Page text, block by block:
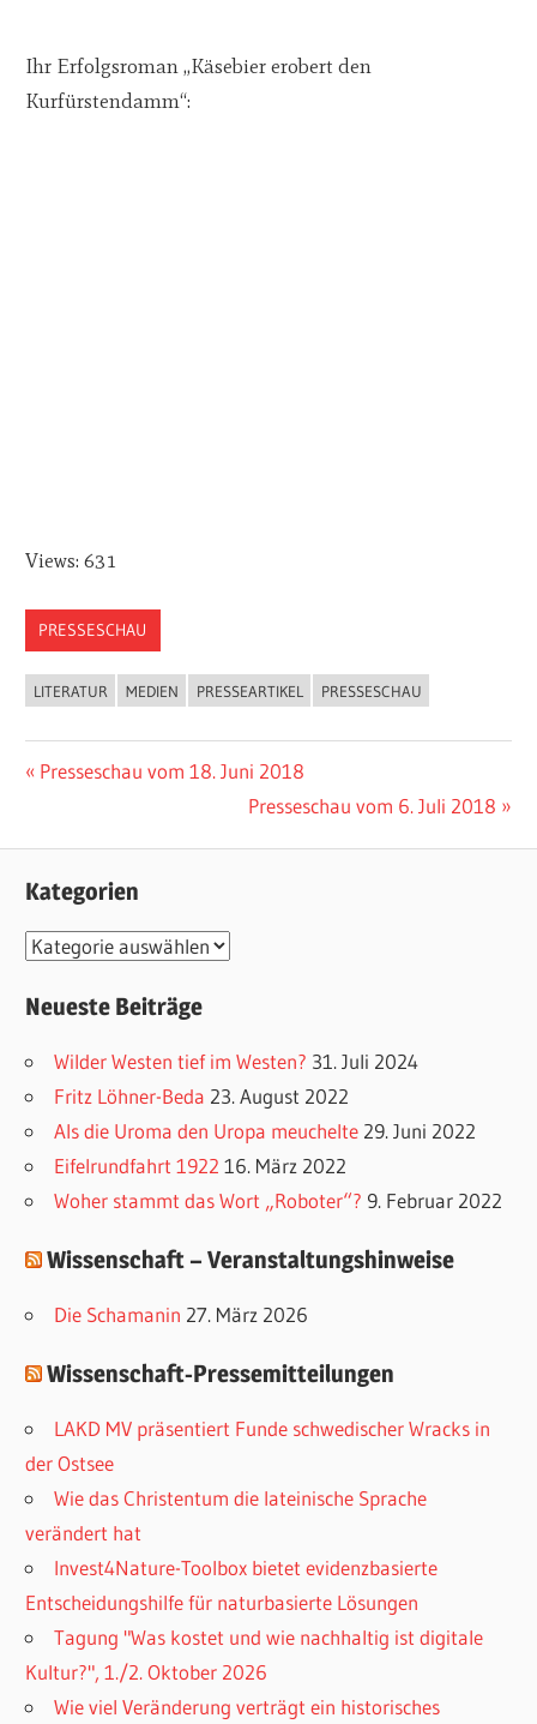
Ihr Erfolgsroman „Käsebier erobert den
Kurfürstendamm“:
Views: 631
PRESSESCHAU
LITERATUR MEDIEN PRESSEARTIKEL PRESSESCHAU
Beitragsnavigation
Vorheriger
Presseschau vom 18. Juni 2018
Nächster
Presseschau vom 6. Juli 2018
Kategorien
K
t
n
Neueste Beiträge
Wilder Westen tief im Westen? 31. Juli 2024
Fritz Löhner-Beda 23. August 2022
Als die Uroma den Uropa meuchelte 29. Juni 2022
Eifelrundfahrt 1922 16. März 2022
Woher stammt das Wort „Roboter“? 9. Februar 2022
Wissenschaft – Veranstaltungshinweise
Die Schamanin 27. März 2026
Wissenschaft-Pressemitteilungen
LAKD MV präsentiert Funde schwedischer Wracks in
der Ostsee
Wie das Christentum die lateinische Sprache
verändert hat
Invest4Nature-Toolbox bietet evidenzbasierte
Entscheidungshilfe für naturbasierte Lösungen
Tagung "Was kostet und wie nachhaltig ist digitale
Kultur?", 1./2. Oktober 2026
Wie viel Veränderung verträgt ein historisches